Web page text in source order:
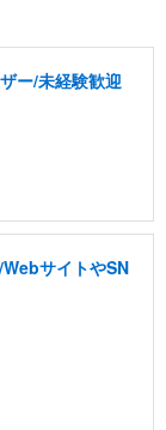
ー/未経験歓迎
サイトやSN